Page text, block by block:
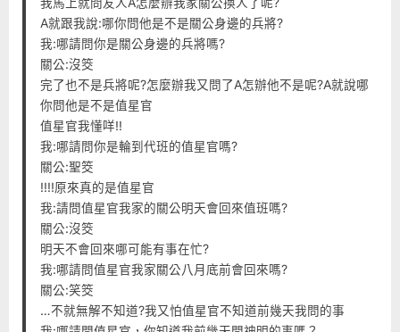
A就跟我說:哪你問他是不是關公身邊的兵將?
我:哪請問你是關公身邊的兵將嗎?
關公:沒筊
完了也不是兵將呢?怎麼辦我又問了A怎辦他不是呢?A就說哪
你問他是不是值星官
值星官我懂咩!!
我:哪請問你是輪到代班的值星官嗎?
關公:聖筊
!!!!原來真的是值星官
我:請問值星官我家的關公明天會回來值班嗎?
關公:沒筊
明天不會回來哪可能有事在忙?
我:哪請問值星官我家關公八月底前會回來嗎?
關公:笑筊
…不就無解不知道?我又怕值星官不知道前幾天我問的事